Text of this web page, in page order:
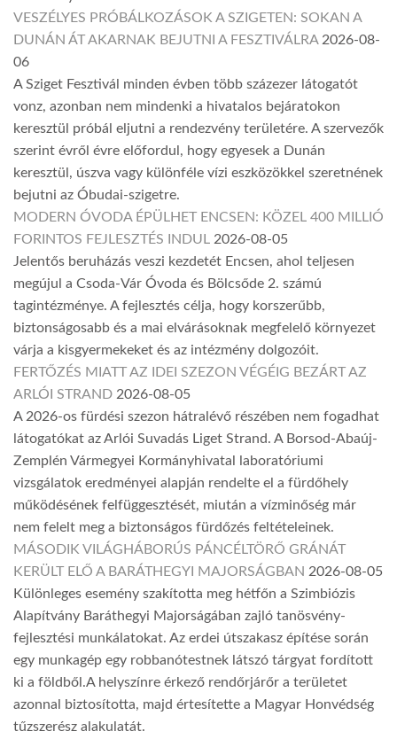
VESZÉLYES PRÓBÁLKOZÁSOK A SZIGETEN: SOKAN A
DUNÁN ÁT AKARNAK BEJUTNI A FESZTIVÁLRA 2026-08-
06
A Sziget Fesztivál minden évben több százezer látogatót
vonz, azonban nem mindenki a hivatalos bejáratokon
keresztül próbál eljutni a rendezvény területére. A szervezők
szerint évről évre előfordul, hogy egyesek a Dunán
keresztül, úszva vagy különféle vízi eszközökkel szeretnének
bejutni az Óbudai-szigetre.
MODERN ÓVODA ÉPÜLHET ENCSEN: KÖZEL 400 MILLIÓ
FORINTOS FEJLESZTÉS INDUL 2026-08-05
Jelentős beruházás veszi kezdetét Encsen, ahol teljesen
megújul a Csoda-Vár Óvoda és Bölcsőde 2. számú
tagintézménye. A fejlesztés célja, hogy korszerűbb,
biztonságosabb és a mai elvárásoknak megfelelő környezet
várja a kisgyermekeket és az intézmény dolgozóit.
FERTŐZÉS MIATT AZ IDEI SZEZON VÉGÉIG BEZÁRT AZ
ARLÓI STRAND 2026-08-05
A 2026-os fürdési szezon hátralévő részében nem fogadhat
látogatókat az Arlói Suvadás Liget Strand. A Borsod-Abaúj-
Zemplén Vármegyei Kormányhivatal laboratóriumi
vizsgálatok eredményei alapján rendelte el a fürdőhely
működésének felfüggesztését, miután a vízminőség már
nem felelt meg a biztonságos fürdőzés feltételeinek.
MÁSODIK VILÁGHÁBORÚS PÁNCÉLTÖRŐ GRÁNÁT
KERÜLT ELŐ A BARÁTHEGYI MAJORSÁGBAN 2026-08-05
Különleges esemény szakította meg hétfőn a Szimbiózis
Alapítvány Baráthegyi Majorságában zajló tanösvény-
fejlesztési munkálatokat. Az erdei útszakasz építése során
egy munkagép egy robbanótestnek látszó tárgyat fordított
ki a földből.A helyszínre érkező rendőrjárőr a területet
azonnal biztosította, majd értesítette a Magyar Honvédség
tűzszerész alakulatát.